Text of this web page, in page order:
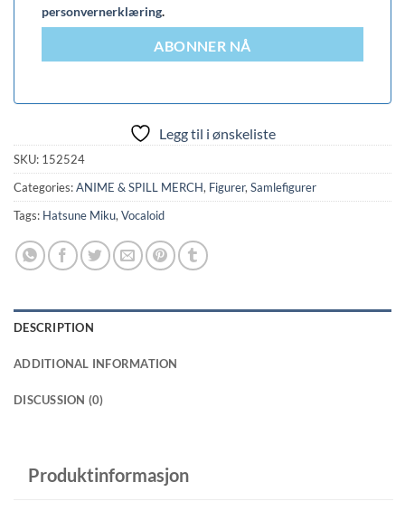
personvernerklæring.
ABONNER NÅ
Legg til i ønskeliste
SKU: 152524
Categories:ANIME & SPILL MERCH, Figurer, Samlefigurer
Tags: Hatsune Miku, Vocaloid
DESCRIPTION
ADDITIONAL INFORMATION
DISCUSSION (0)
Produktinformasjon